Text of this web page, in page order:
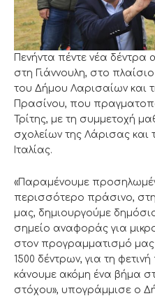
Πενήντα πέντε νέα
στη Γιάννουλη, στο
του Δήμου Λαρισαίων και
Πρασίνου, που
Τρίτης, με τη συμμετοχή
σχολείων της Λάρισας και
Ιταλίας.
«Παραμένουμε
περισσότερο πράσινο,
μας, δημιουργούμε
σημείο αναφοράς για
στον προγραμματισμό
1500 δέντρων, για τη
κάνουμε ακόμη ένα βήμα
στόχου», υπογράμμισε ο